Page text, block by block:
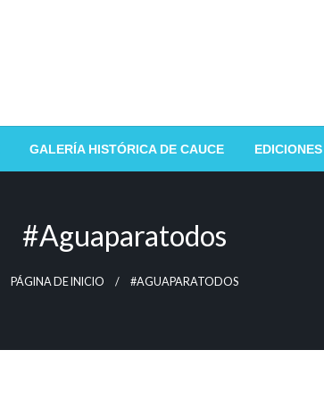
GALERÍA HISTÓRICA DE CAUCE
#aguaparatodos
PÁGINA DE INICIO #AGUAPARATODOS